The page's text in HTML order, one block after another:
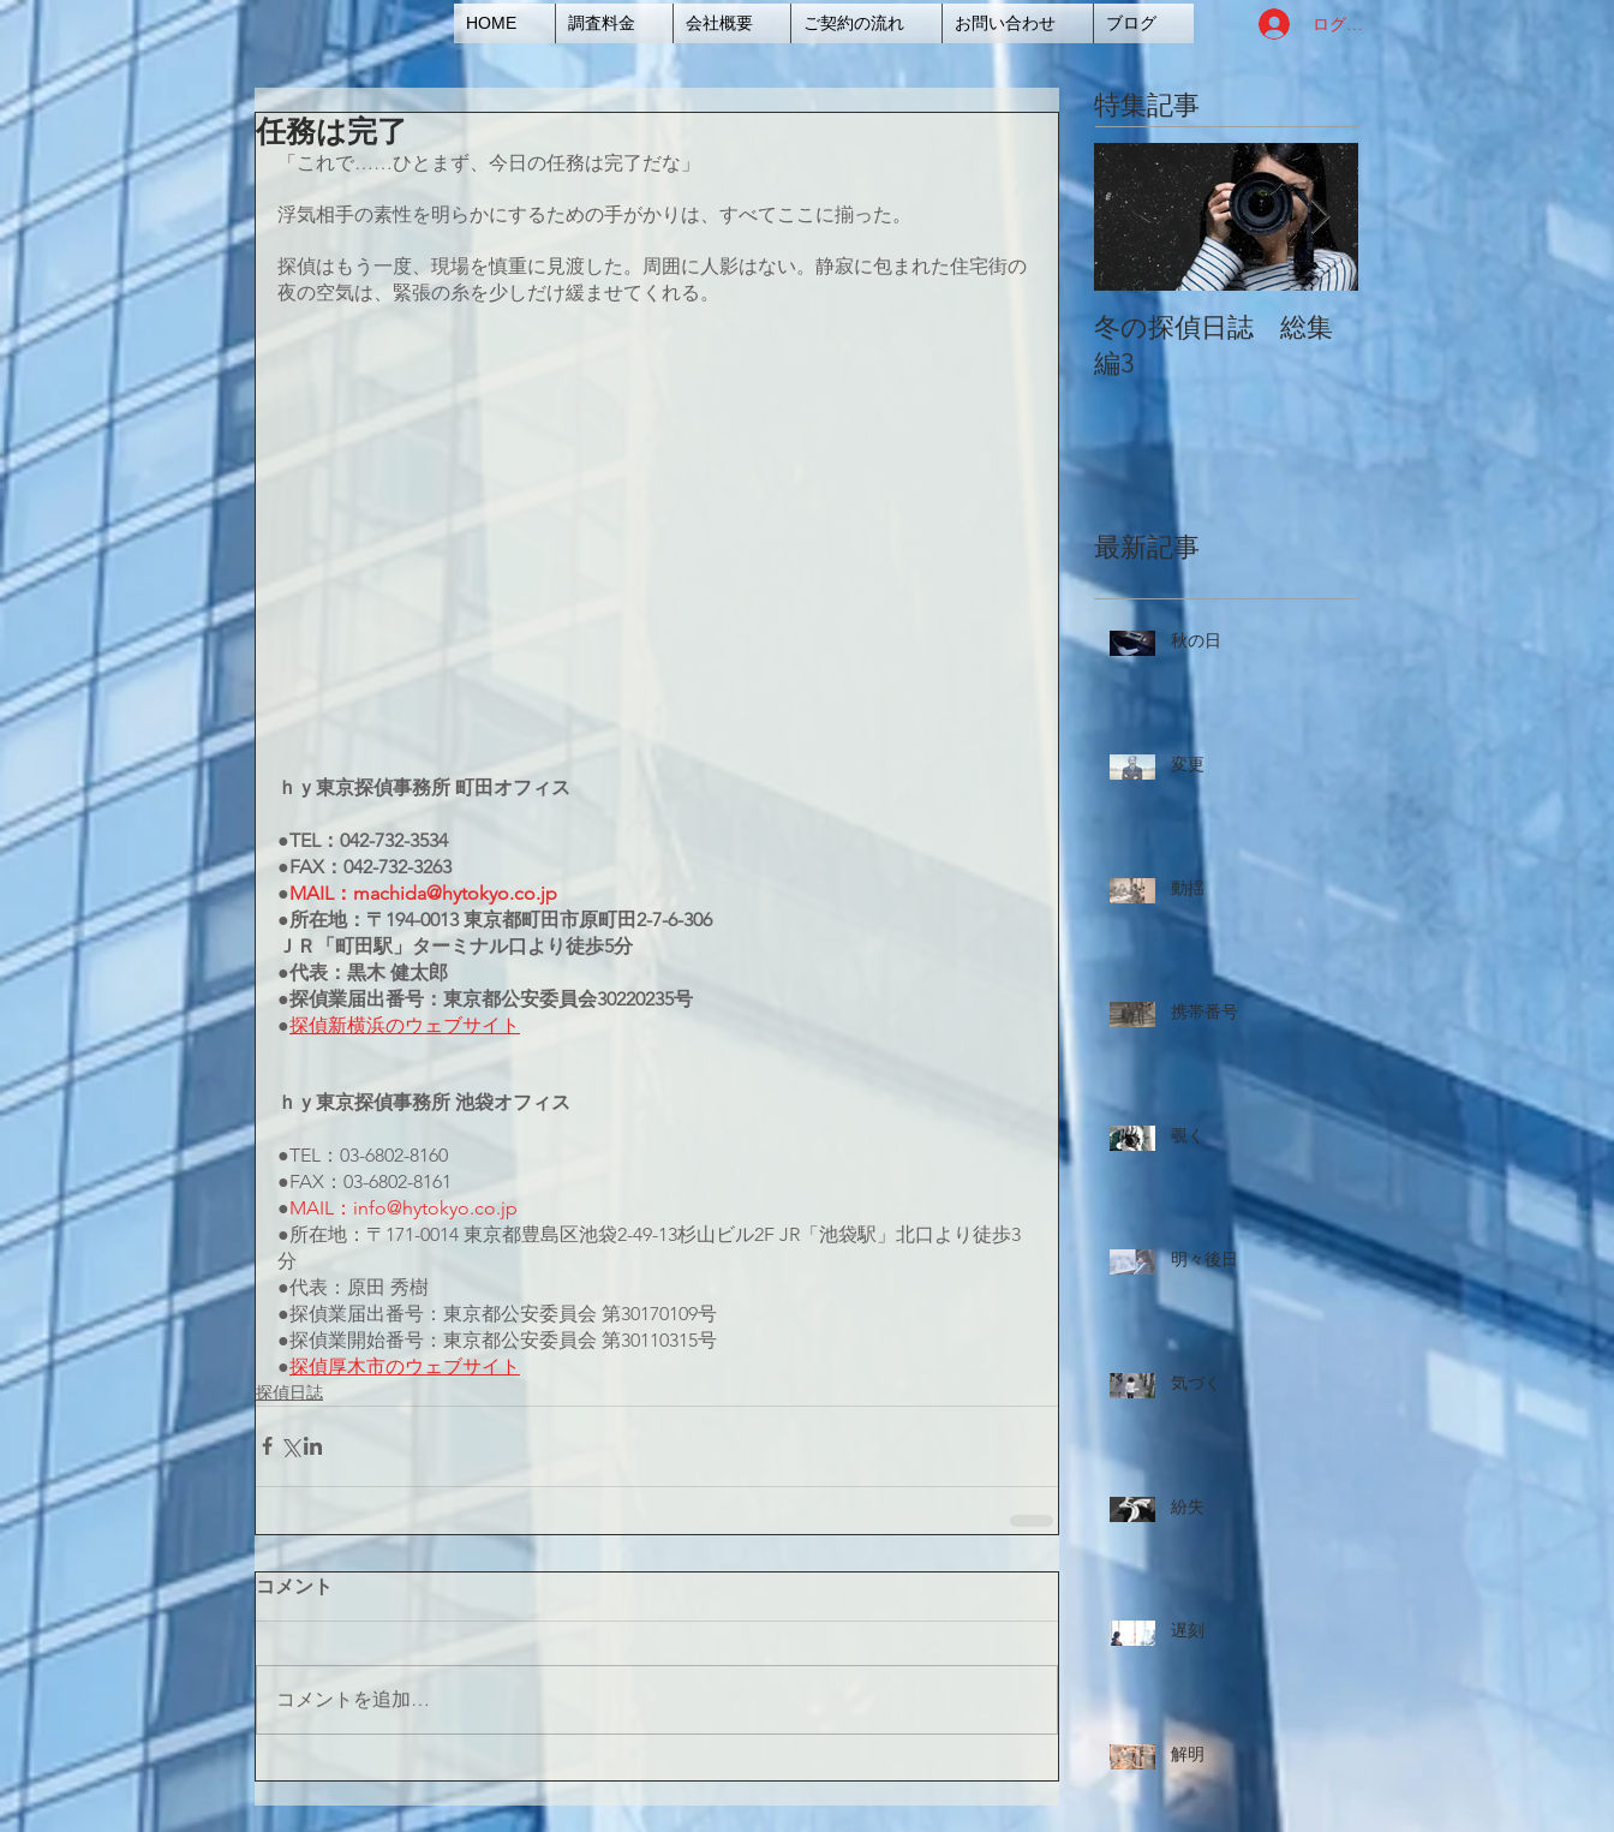
HOME 調査料金 会社概要 ご契約の流れ お問い合わせ ブログ ログイン
任務は完了
「これで……ひとまず、今日の任務は完了だな」
浮気相手の素性を明らかにするための手がかりは、すべてここに揃った。
探偵はもう一度、現場を慎重に見渡した。周囲に人影はない。静寂に包まれた住宅街の
夜の空気は、緊張の糸を少しだけ緩ませてくれる。
ｈｙ東京探偵事務所 町田オフィス
●TEL：042-732-3534
●FAX：042-732-3263
●MAIL：machida@hytokyo.co.jp
●所在地：〒194-0013 東京都町田市原町田2-7-6-306
ＪＲ「町田駅」ターミナル口より徒歩5分
●代表：黒木 健太郎
●探偵業届出番号：東京都公安委員会30220235号
●探偵新横浜のウェブサイト
ｈｙ東京探偵事務所 池袋オフィス
●TEL：03-6802-8160
●FAX：03-6802-8161
●MAIL：info@hytokyo.co.jp
●所在地：〒171-0014 東京都豊島区池袋2-49-13杉山ビル2F JR「池袋駅」北口より徒歩3
分
●代表：原田 秀樹
●探偵業届出番号：東京都公安委員会 第30170109号
●探偵業開始番号：東京都公安委員会 第30110315号
●探偵厚木市のウェブサイト
探偵日誌
コメント
コメントを追加…
特集記事
冬の探偵日誌 総集
編3
冬の探偵日誌 総集
最新記事
秋の日
変更
動揺
携帯番号
覗く
明々後日
気づく
紛失
遅刻
解明